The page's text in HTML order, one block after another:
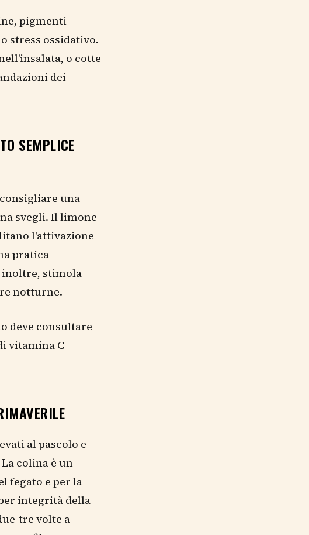
pigmenti
stress ossidativo.
o cotte
dei
SEMPLICE
una
svegli. Il limone
l'attivazione
pratica
inoltre, stimola
notturne.
deve consultare
vitamina C
al pascolo e
colina è un
fegato e per la
integrità della
tre volte a